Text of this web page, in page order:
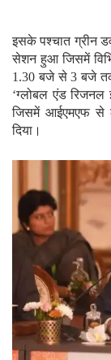
इसके पश्चात ग्रीन
सेशन हुआ जिसमें
1.30 बजे से 3 बजे
‘ग्लोबल एंड रिजनल
जिसमें आईएमएफ से
दिया।